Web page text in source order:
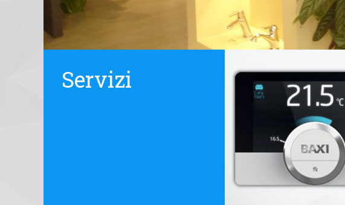
Servizi